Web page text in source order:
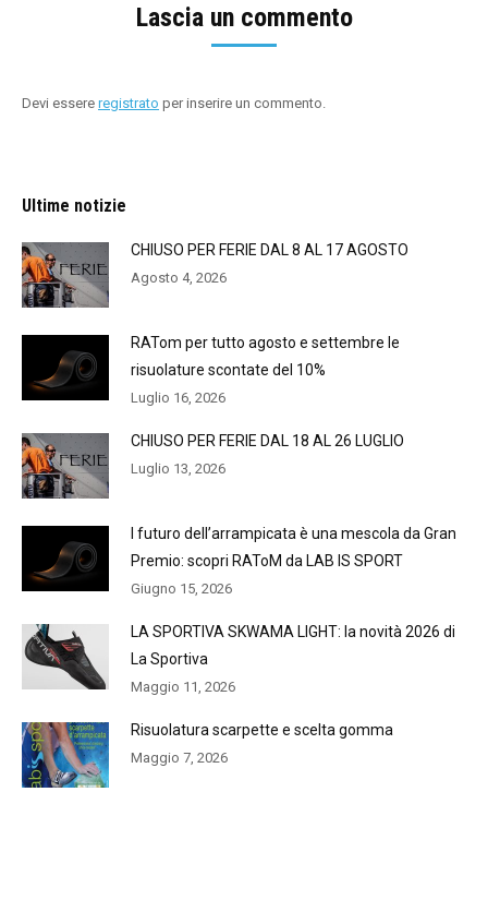
Lascia un commento
Devi essere registrato per inserire un commento.
Ultime notizie
CHIUSO PER FERIE DAL 8 AL 17 AGOSTO
Agosto 4, 2026
RATom per tutto agosto e settembre le
risuolature scontate del 10%
Luglio 16, 2026
CHIUSO PER FERIE DAL 18 AL 26 LUGLIO
Luglio 13, 2026
l futuro dell’arrampicata è una mescola da Gran
Premio: scopri RAToM da LAB IS SPORT
Giugno 15, 2026
LA SPORTIVA SKWAMA LIGHT: la novità 2026 di
La Sportiva
Maggio 11, 2026
Risuolatura scarpette e scelta gomma
Maggio 7, 2026